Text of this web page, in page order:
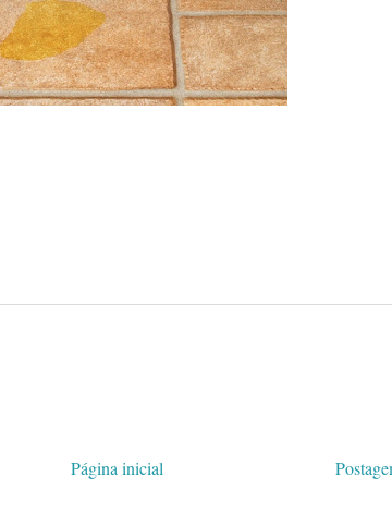
Página inicial